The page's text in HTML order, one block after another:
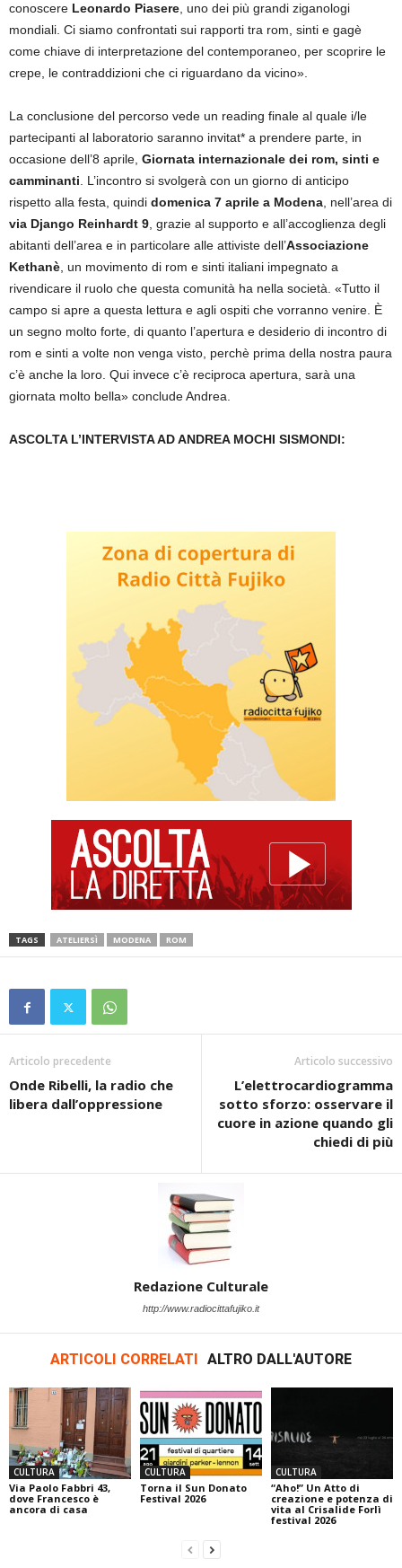
conoscere Leonardo Piasere, uno dei più grandi ziganologi
mondiali. Ci siamo confrontati sui rapporti tra rom, sinti e gagè
come chiave di interpretazione del contemporaneo, per scoprire le
crepe, le contraddizioni che ci riguardano da vicino».
La conclusione del percorso vede un reading finale al quale i/le
partecipanti al laboratorio saranno invitat* a prendere parte, in
occasione dell’8 aprile, Giornata internazionale dei rom, sinti e
camminanti. L’incontro si svolgerà con un giorno di anticipo
rispetto alla festa, quindi domenica 7 aprile a Modena, nell’area di
via Django Reinhardt 9, grazie al supporto e all’accoglienza degli
abitanti dell’area e in particolare alle attiviste dell’Associazione
Kethanè, un movimento di rom e sinti italiani impegnato a
rivendicare il ruolo che questa comunità ha nella società. «Tutto il
campo si apre a questa lettura e agli ospiti che vorranno venire. È
un segno molto forte, di quanto l’apertura e desiderio di incontro di
rom e sinti a volte non venga visto, perchè prima della nostra paura
c’è anche la loro. Qui invece c’è reciproca apertura, sarà una
giornata molto bella» conclude Andrea.
ASCOLTA L’INTERVISTA AD ANDREA MOCHI SISMONDI:
TAGS ATELIERSÌ MODENA ROM
Articolo precedente
Onde Ribelli, la radio che
libera dall’oppressione
Articolo successivo
L’elettrocardiogramma
sotto sforzo: osservare il
cuore in azione quando gli
chiedi di più
Redazione Culturale
http://www.radiocittafujiko.it
ARTICOLI CORRELATI ALTRO DALL'AUTORE
CULTURA
Via Paolo Fabbri 43,
dove Francesco è
ancora di casa
CULTURA
Torna il Sun Donato
Festival 2026
CULTURA
“Aho!” Un Atto di
creazione e potenza di
vita al Crisalide Forlì
festival 2026